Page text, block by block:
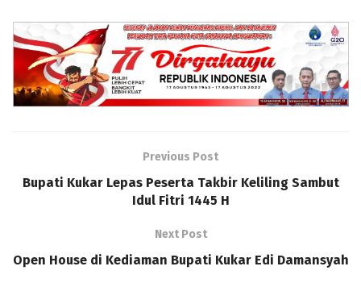
Previous Post
Bupati Kukar Lepas Peserta Takbir Keliling Sambut
Idul Fitri 1445 H
Next Post
Open House di Kediaman Bupati Kukar Edi Damansyah